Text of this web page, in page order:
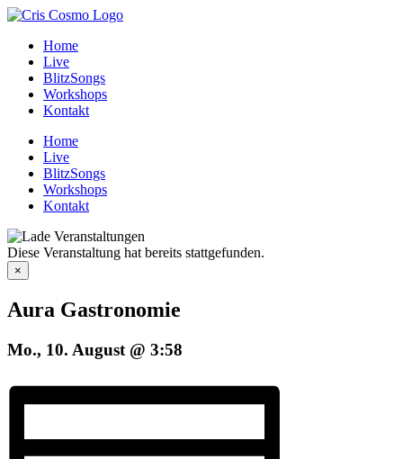
Zum
springenHome
Live
BlitzSongs
Workshops
Kontakt
Home
Live
BlitzSongs
Workshops
Kontakt
Diese Veranstaltung hat bereits stattgefunden.
×
Aura Gastronomie
Mo., 10. August @ 3:58